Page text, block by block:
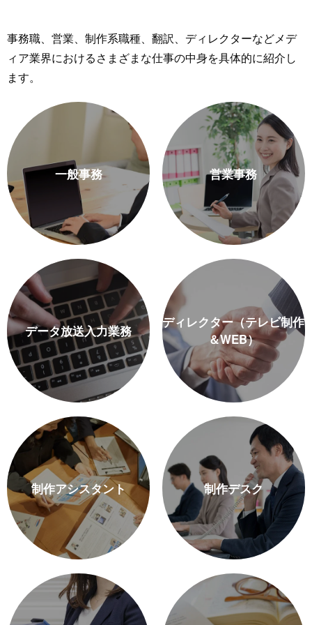
事務職、営業、制作系職種、翻訳、ディレクターなど メデ
ィア業界におけるさまざまな仕事の中身を具体的に紹介し
ます。
一般事務 営業事務
データ放送入力業務
ディレクター（テレビ制作
＆WEB）
制作アシスタント 制作デスク